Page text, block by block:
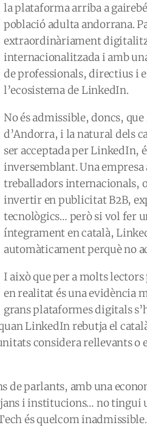
la plataforma arriba a
població adulta andorrana.
extraordinàriament
internacionalitzada i amb
de professionals, directius i
l’ecosistema de LinkedIn.
No és admissible, doncs,
d’Andorra, i la natural dels
ser acceptada per LinkedIn,
inversemblant. Una
treballadors internacionals,
invertir en publicitat B2B,
tecnològics… però si vol fer
íntegrament en català,
automàticament perquè no
I això que per a molts
en realitat és una evidència
grans plataformes digitals
LinkedIn rebutja el
considera rellevants o
de parlants, amb una
i institucions… no tingui
és quelcom inadmissible.